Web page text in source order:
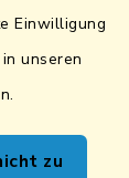
Einwilligung
unseren
zu